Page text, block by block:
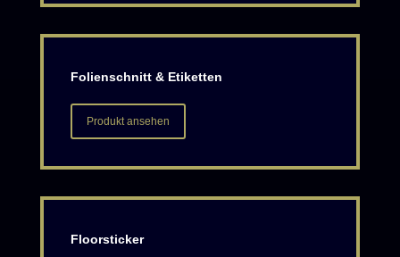
Folienschnitt & Etiketten
Produkt ansehen
Floorsticker